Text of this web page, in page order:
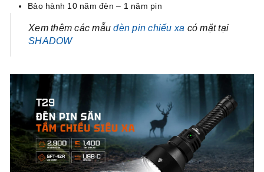
Bảo hành 10 năm đèn – 1 năm pin
Xem thêm các mẫuđèn pin chiếu xa có mặt tại
SHADOW